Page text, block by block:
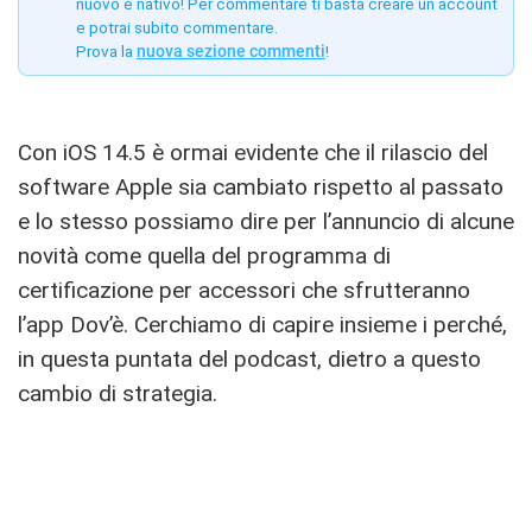
e potrai subito commentare.
Prova la nuova sezione commenti!
Con iOS 14.5 è ormai evidente che il rilascio del
software Apple sia cambiato rispetto al passato
e lo stesso possiamo dire per l’annuncio di alcune
novità come quella del programma di
certificazione per accessori che sfrutteranno
l’app Dov’è. Cerchiamo di capire insieme i perché,
in questa puntata del podcast, dietro a questo
cambio di strategia.